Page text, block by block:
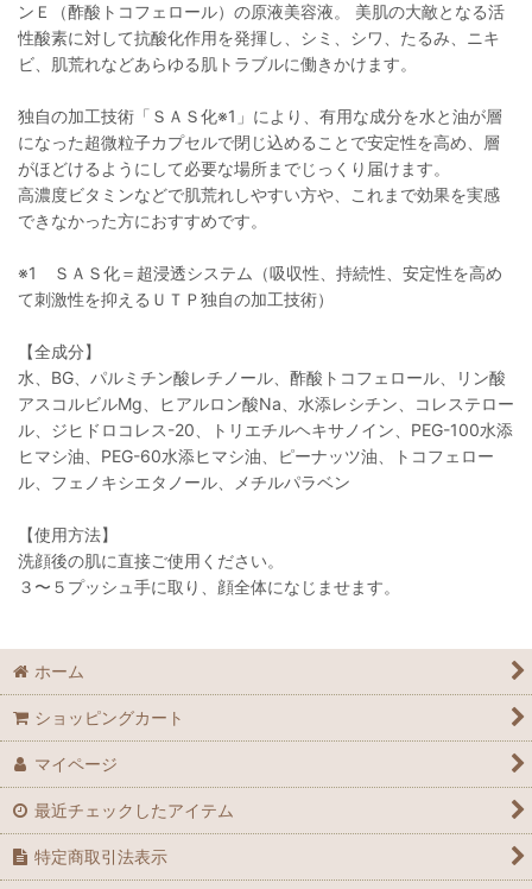
ンＥ（酢酸トコフェロール）の原液美容液。 美肌の大敵となる活
性酸素に対して抗酸化作用を発揮し、シミ、シワ、たるみ、ニキ
ビ、肌荒れなどあらゆる肌トラブルに働きかけます。
独自の加工技術「ＳＡＳ化※1」により、有用な成分を水と油が層
になった超微粒子カプセルで閉じ込めることで安定性を高め、層
がほどけるようにして必要な場所までじっくり届けます。
高濃度ビタミンなどで肌荒れしやすい方や、これまで効果を実感
できなかった方におすすめです。
※1 ＳＡＳ化＝超浸透システム（吸収性、持続性、安定性を高め
て刺激性を抑えるＵＴＰ独自の加工技術）
【全成分】
水、BG、パルミチン酸レチノール、酢酸トコフェロール、リン酸
アスコルビルMg、ヒアルロン酸Na、水添レシチン、コレステロー
ル、ジヒドロコレス-20、トリエチルヘキサノイン、PEG-100水添
ヒマシ油、PEG-60水添ヒマシ油、ピーナッツ油、トコフェロー
ル、フェノキシエタノール、メチルパラベン
【使用方法】
洗顔後の肌に直接ご使用ください。
３〜５プッシュ手に取り、顔全体になじませます。
ホーム
ショッピングカート
マイページ
最近チェックしたアイテム
特定商取引法表示